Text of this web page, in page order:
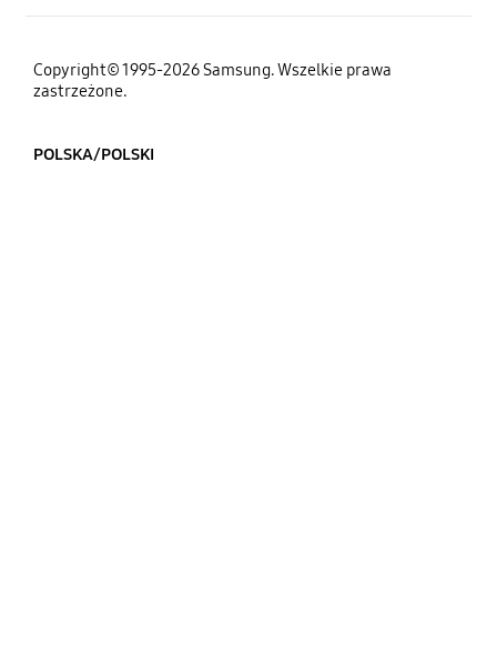
Copyright© 1995-2026 Samsung. Wszelkie prawa
zastrzeżone.
POLSKA/POLSKI